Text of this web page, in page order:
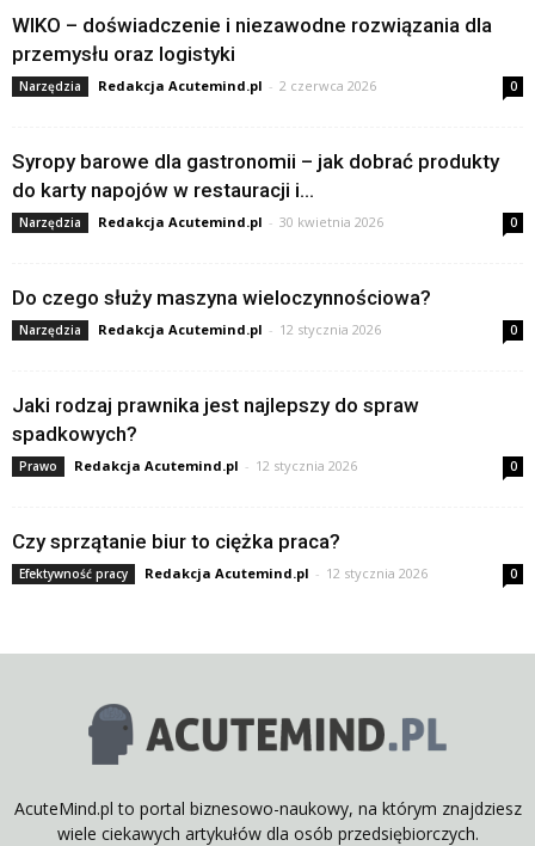
WIKO – doświadczenie i niezawodne rozwiązania dla
przemysłu oraz logistyki
Narzędzia Redakcja Acutemind.pl - 2 czerwca 2026 0
Syropy barowe dla gastronomii – jak dobrać produkty
do karty napojów w restauracji i...
Narzędzia Redakcja Acutemind.pl - 30 kwietnia 2026 0
Do czego służy maszyna wieloczynnościowa?
Narzędzia Redakcja Acutemind.pl - 12 stycznia 2026 0
Jaki rodzaj prawnika jest najlepszy do spraw
spadkowych?
Prawo Redakcja Acutemind.pl - 12 stycznia 2026 0
Czy sprzątanie biur to ciężka praca?
Efektywność pracy Redakcja Acutemind.pl - 12 stycznia 2026 0
AcuteMind.pl to portal biznesowo-naukowy, na którym znajdziesz
wiele ciekawych artykułów dla osób przedsiębiorczych.